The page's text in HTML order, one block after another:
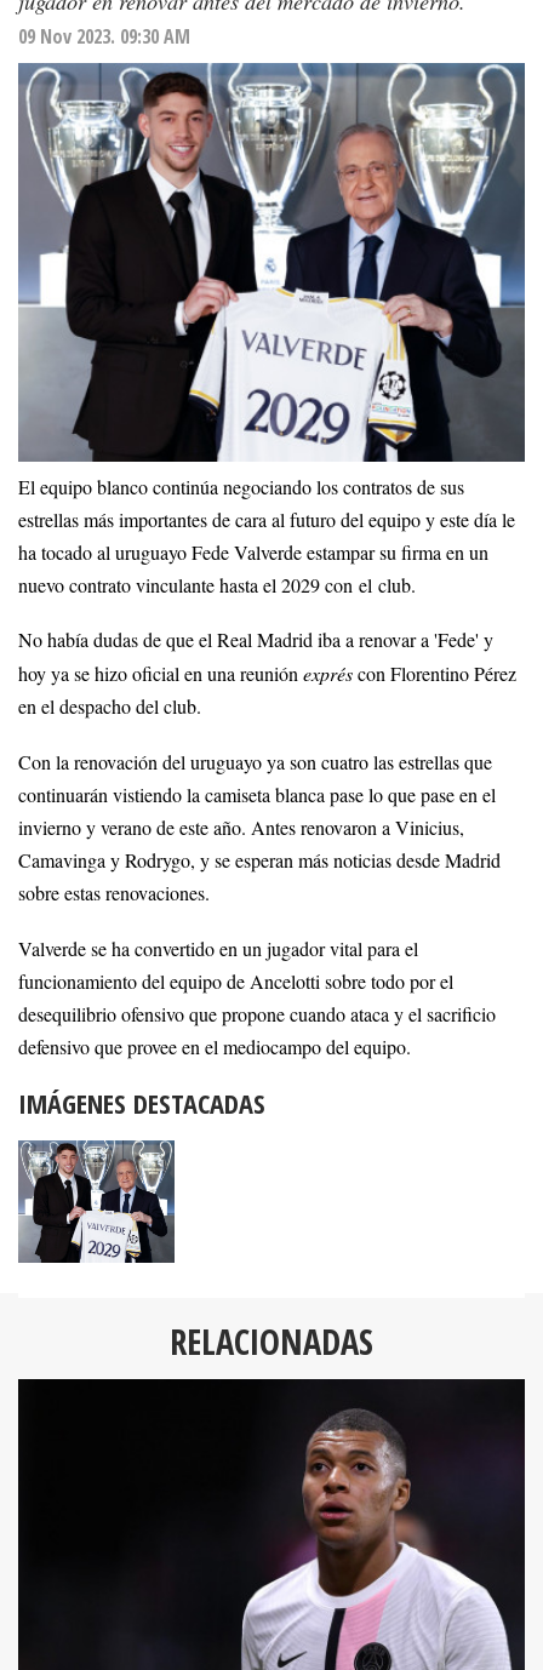
09 Nov 2023. 09:30 AM
El equipo blanco continúa negociando los contratos de sus
estrellas más importantes de cara al futuro del equipo y este día le
ha tocado al uruguayo Fede Valverde estampar su firma en un
nuevo contrato vinculante hasta el 2029 con el club.
No había dudas de que el Real Madrid iba a renovar a 'Fede' y
hoy ya se hizo oficial en una reuniónexpréscon Florentino Pérez
en el despacho del club.
Con la renovación del uruguayo ya son cuatro las estrellas que
continuarán vistiendo la camiseta blanca pase lo que pase en el
invierno y verano de este año. Antes renovaron a Vinicius,
Camavinga y Rodrygo, y se esperan más noticias desde Madrid
sobre estas renovaciones.
Valverde se ha convertido en un jugador vital para el
funcionamiento del equipo de Ancelotti sobre todo por el
desequilibrio ofensivo que propone cuando ataca y el sacrificio
defensivo que provee en el mediocampo del equipo.
IMÁGENES DESTACADAS
RELACIONADAS